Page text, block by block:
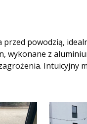
powodzią,
wykonane z
Intuicyjny